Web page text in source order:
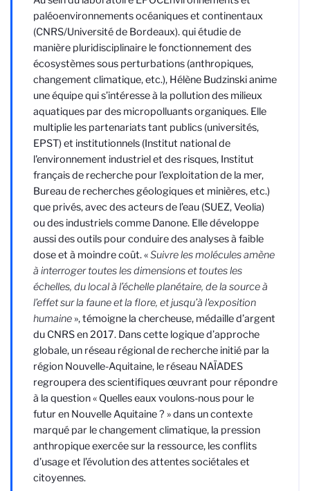
paléoenvironnements océaniques et continentaux
(CNRS/Université de Bordeaux).qui étudie de
manière pluridisciplinaire le fonctionnement des
écosystèmes sous perturbations (anthropiques,
changement climatique, etc.), Hélène Budzinski anime
une équipe qui s’intéresse à la pollution des milieux
aquatiques par des micropolluants organiques. Elle
multiplie les partenariats tant publics (universités,
EPST) et institutionnels (Institut national de
l'environnement industriel et des risques, Institut
français de recherche pour l'exploitation de la mer,
Bureau de recherches géologiques et minières, etc.)
que privés, avec des acteurs de l’eau (SUEZ, Veolia)
ou des industriels comme Danone. Elle développe
aussi des outils pour conduire des analyses à faible
dose et à moindre coût. «Suivre les molécules amène
à interroger toutes les dimensions et toutes les
échelles, du local à l’échelle planétaire, de la source à
l’effet sur la faune et la flore, et jusqu’à l'exposition
humaine », témoigne la chercheuse, médaille d’argent
du CNRS en 2017. Dans cette logique d’approche
globale, un réseau régional de recherche initié par la
région Nouvelle-Aquitaine, le réseau NAÏADES
regroupera des scientifiques œuvrant pour répondre
à la question « Quelles eaux voulons-nous pour le
futur en Nouvelle Aquitaine ? » dans un contexte
marqué par le changement climatique, la pression
anthropique exercée sur la ressource, les conflits
d’usage et l’évolution des attentes sociétales et
citoyennes.